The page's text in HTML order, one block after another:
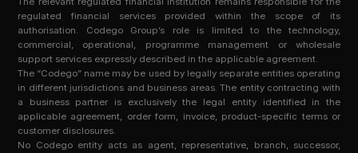
regulated financial services provided within the scope of its
authorisation. Codego Group’s role is limited to the technology,
commercial, operational, programme management or wholesale
support services expressly described in the applicable agreement.
The “Codego” name may be used by legally separate entities operating
in different jurisdictions and business areas. The entity contracting with
a business partner is exclusively the legal entity identified in the
applicable agreement, order form, invoice, product-specific terms or
customer disclosures.
No Codego entity acts as agent, representative, branch, successor,